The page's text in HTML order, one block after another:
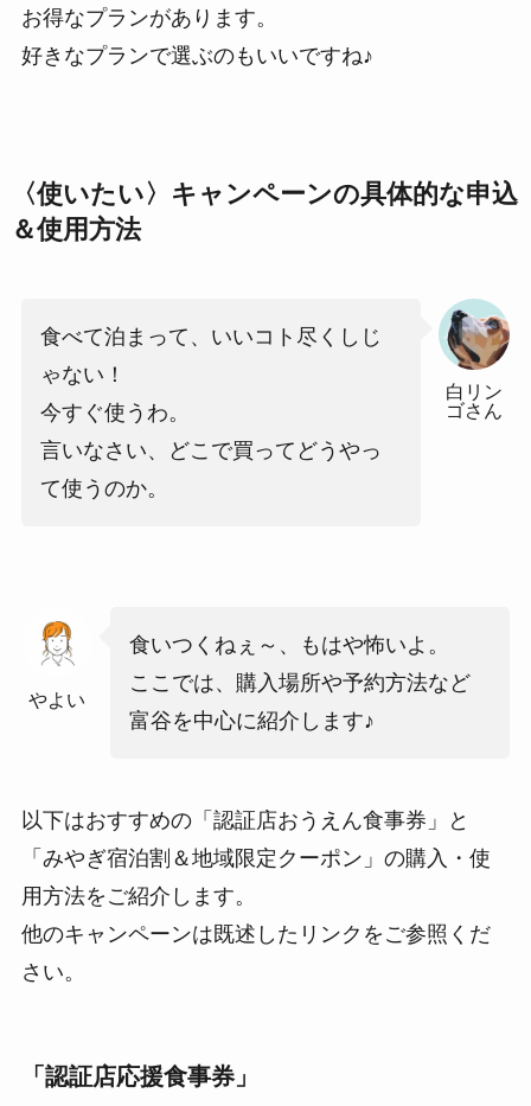
お得なプランがあります。
好きなプランで選ぶのもいいですね♪
〈使いたい〉キャンペーンの具体的な申込
＆使用方法
白リン
ゴさん
食べて泊まって、いいコト尽くしじ
ゃない！
今すぐ使うわ。
言いなさい、どこで買ってどうやっ
て使うのか。
やよい
食いつくねぇ～、もはや怖いよ。
ここでは、購入場所や予約方法など
富谷を中心に紹介します♪
以下はおすすめの「認証店おうえん食事券」と
「みやぎ宿泊割＆地域限定クーポン」の購入・使
用方法をご紹介します。
他のキャンペーンは既述したリンクをご参照くだ
さい。
「認証店応援食事券」